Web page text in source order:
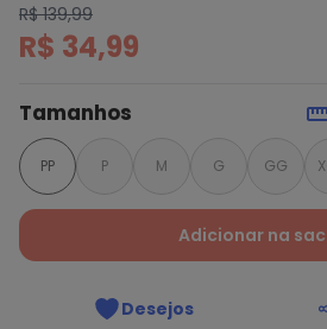
R$ 139,99
R$ 34,99
Tamanhos
PP P M G GG
Adicionar na
Desejos